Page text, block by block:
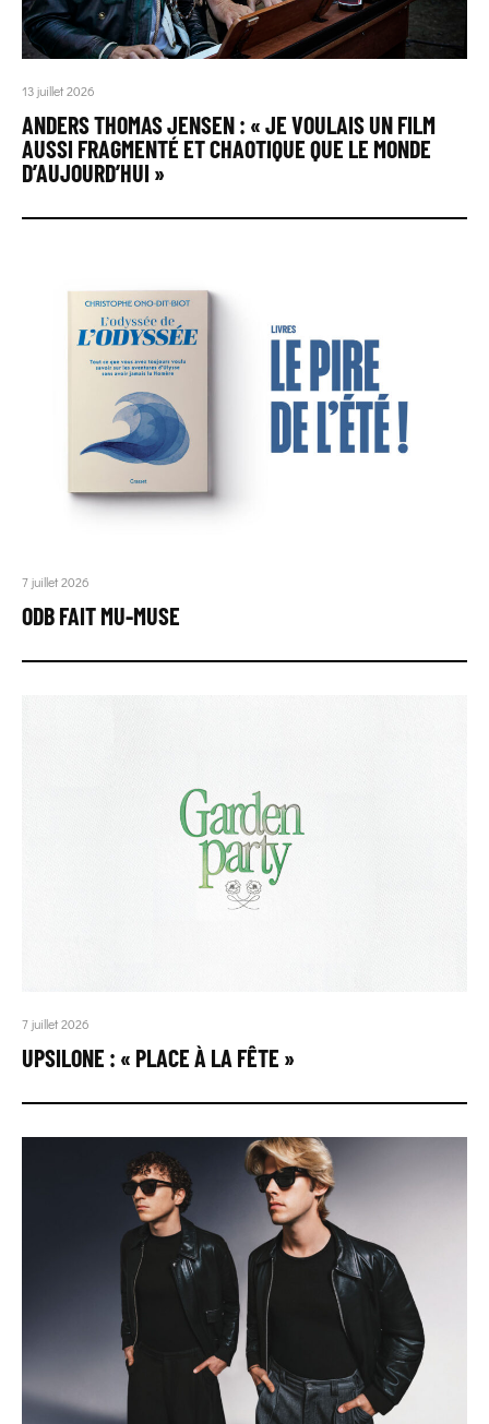
13 juillet 2026
ANDERS THOMAS JENSEN : « JE VOULAIS UN FILM
AUSSI FRAGMENTÉ ET CHAOTIQUE QUE LE MONDE
D’AUJOURD’HUI »
7 juillet 2026
ODB FAIT MU-MUSE
7 juillet 2026
UPSILONE : « PLACE À LA FÊTE »